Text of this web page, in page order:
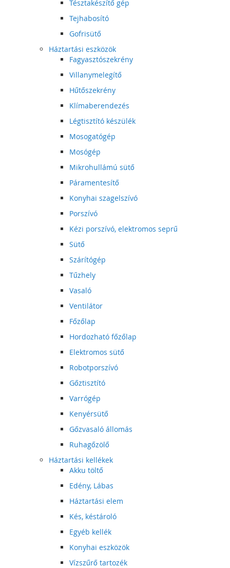
Tésztakészítő gép
Tejhabosító
Gofrisütő
Háztartási eszközök
Fagyasztószekrény
Villanymelegítő
Hűtőszekrény
Klímaberendezés
Légtisztító készülék
Mosogatógép
Mosógép
Mikrohullámú sütő
Páramentesítő
Konyhai szagelszívó
Porszívó
Kézi porszívó, elektromos seprű
Sütő
Szárítógép
Tűzhely
Vasaló
Ventilátor
Főzőlap
Hordozható főzőlap
Elektromos sütő
Robotporszívó
Gőztisztító
Varrógép
Kenyérsütő
Gőzvasaló állomás
Ruhagőzölő
Háztartási kellékek
Akku töltő
Edény, Lábas
Háztartási elem
Kés, késtároló
Egyéb kellék
Konyhai eszközök
Vízszűrő tartozék